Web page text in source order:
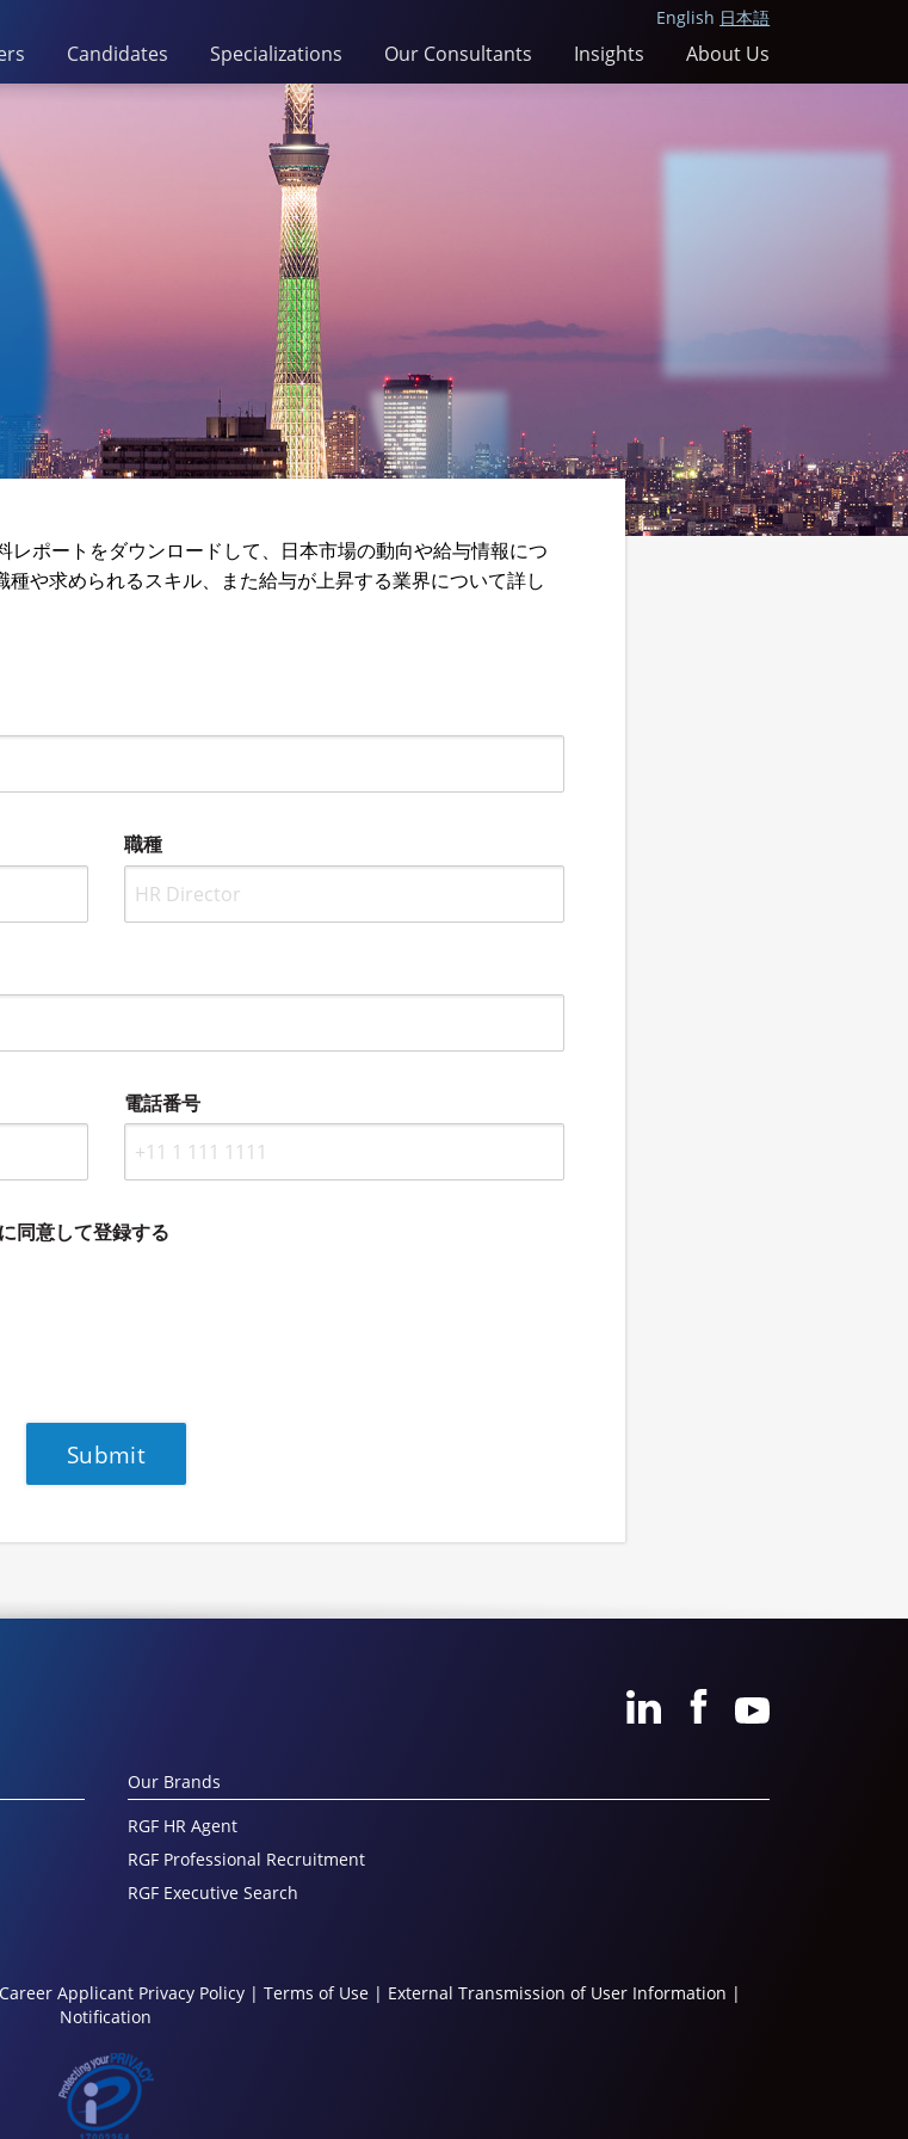
English 日本語
Candidates Specializations Our Consultants Insights About Us
レポートをダウンロードして、日本市場の動向や給与情報につ
や求められるスキル、また給与が上昇する業界について詳し
職種
電話番号
に同意して登録する
Our Brands
RGF HR Agent
RGF Professional Recruitment
RGF Executive Search
Career Applicant Privacy Policy |Terms of Use | External Transmission of User Information |
Notification